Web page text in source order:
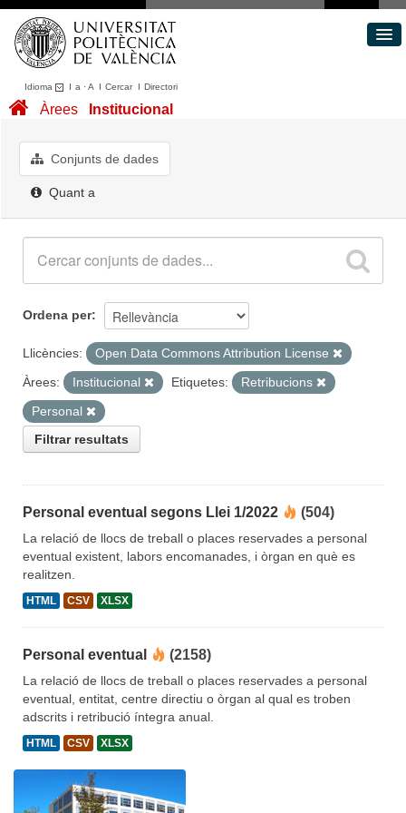
Idioma I a ·A I CercarI Directori
Conjunts de dades
Quant a
Àrees Institucional
Conjunts de dades
Quant a
Ordena per
Llicències:
Open Data Commons Attribution License
Àrees:
Institucional Etiquetes:
Retribucions
Personal
Filtrar resultats
Personal eventual segons Llei 1/2022 (504)
La relació de llocs de treball o places reservades a personal
eventual existent, labors encomanades, i òrgan en què es
realitzen.
HTML CSV XLSX
Personal eventual (2158)
La relació de llocs de treball o places reservades a personal
eventual, entitat, centre directiu o òrgan al qual es troben
adscrits i retribució íntegra anual.
HTML CSV XLSX